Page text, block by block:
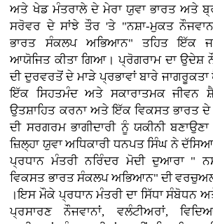
ਅਤੇ ਖੇਡ ਮੰਤਰਾਲੇ ਦੇ ਮੇਰਾ ਯੁਵਾ ਭਾਰਤ ਅਤੇ
ਸਰੋਵਰ ਦੇ ਸਾਂਝੇ ਤੌਰ 'ਤੇ "ਨਸ਼ਾ-ਮੁਕਤ
ਭਾਰਤ ਸੰਕਲਪ ਅਭਿਆਨ" ਤਹਿਤ ਇੱਕ
ਆਯੋਜਿਤ ਕੀਤਾ ਗਿਆ। ਪ੍ਰੋਗਰਾਮ ਦਾ ਉਦੇਸ਼
ਦੀ ਦੁਰਵਰਤੋਂ ਦੇ ਮਾੜੇ ਪ੍ਰਭਾਵਾਂ ਬਾਰੇ ਜਾਗਰੂਕਤਾ
ਇੱਕ ਸਿਹਤਮੰਦ ਅਤੇ ਸਕਾਰਾਤਮਕ ਜੀਵਨ
ਉਤਸ਼ਾਹਿਤ ਕਰਨਾ ਅਤੇ ਇੱਕ ਵਿਕਸਤ ਭਾਰਤ ਦੇ
ਦੀ ਸਰਗਰਮ ਭਾਗੀਦਾਰੀ ਨੂੰ ਯਕੀਨੀ
ਜ਼ਿਲ੍ਹਾ ਯੁਵਾ ਅਧਿਕਾਰੀ ਧਨਪਤ ਸਿੰਘ ਨੇ
ਪ੍ਰਧਾਨ ਮੰਤਰੀ ਨਰਿੰਦਰ ਮੋਦੀ ਦੁਆਰਾ "
ਵਿਕਸਤ ਭਾਰਤ ਸੰਕਲਪ ਅਭਿਆਨ" ਦੀ
।ਇਸ ਮੌਕੇ ਪ੍ਰਧਾਨ ਮੰਤਰੀ ਦਾ ਸਿੱਧਾ ਸੰਬੋਧਨ
ਪ੍ਰਸਾਰਣ ਨੌਜਵਾਨਾਂ, ਵਲੰਟੀਅਰਾਂ,